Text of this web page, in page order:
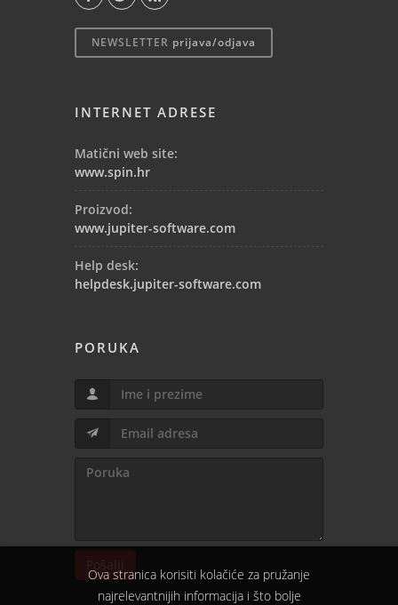
NEWSLETTER prijava/odjava
INTERNET ADRESE
Matični web site:
www.spin.hr
Proizvod:
www.jupiter-software.com
Help desk:
helpdesk.jupiter-software.com
PORUKA
Pošalji
Ova stranica korisiti kolačiće za pružanje
najrelevantnijih informacija i što bolje